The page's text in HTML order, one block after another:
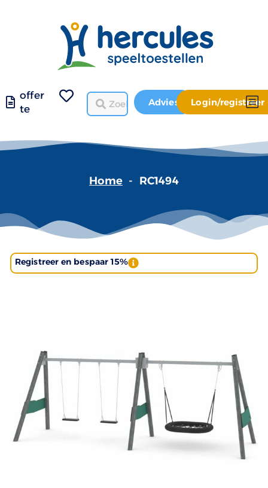
offer
te
Advies Login/registreer
Home - RC1494
Registreer en bespaar 15%